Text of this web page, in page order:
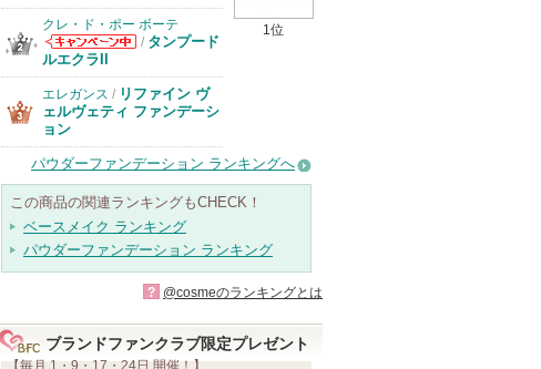
1位
クレ・ド・ポー ボーテ
クレ・ド・ポー
ボーテからのお
知らせがありま
す
/ タンプード
ルエクラII
エレガンス / リファイン ヴ
ェルヴェティ ファンデーシ
ョン
パウダーファンデーション ランキングへ
この商品の関連ランキングもCHECK！
ベースメイク ランキング
パウダーファンデーション ランキング
? @cosmeのランキングとは
ブランドファンクラブ限定プレゼント
【毎月 1・9・17・24日 開催！】